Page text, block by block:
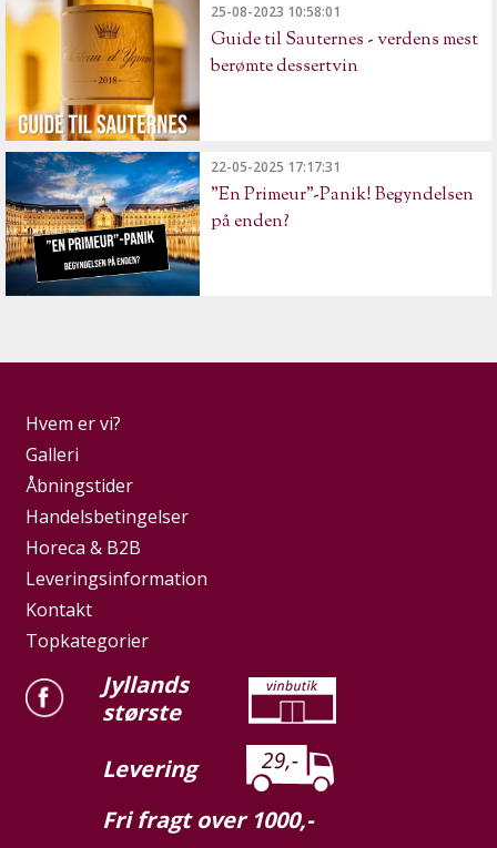
25-08-2023 10:58:01
Guide til Sauternes - verdens mest
berømte dessertvin
22-05-2025 17:17:31
"En Primeur"-Panik! Begyndelsen
på enden?
Hvem er vi?
Galleri
Åbningstider
Handelsbetingelser
Horeca & B2B
Leveringsinformation
Kontakt
Topkategorier
Jyllands
største
Levering
Fri fragt over 1000,-